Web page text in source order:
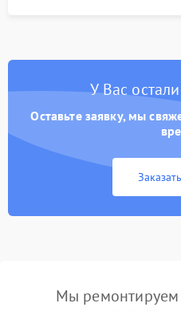
У Вас
Оставьте заявку, мы
Мы ремонтируем